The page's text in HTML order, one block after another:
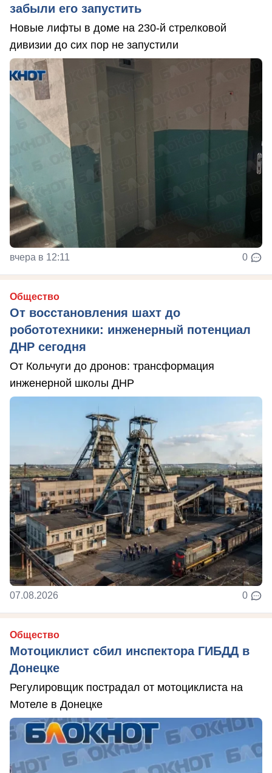
забыли его запустить
Новые лифты в доме на 230-й стрелковой
дивизии до сих пор не запустили
вчера в 12:11 0
Общество
От восстановления шахт до
робототехники: инженерный потенциал
ДНР сегодня
От Кольчуги до дронов: трансформация
инженерной школы ДНР
07.08.2026 0
Общество
Мотоциклист сбил инспектора ГИБДД в
Донецке
Регулировщик пострадал от мотоциклиста на
Мотеле в Донецке